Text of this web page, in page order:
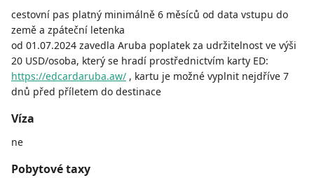
cestovní pas platný minimálně 6 měsíců od data vstupu do
země a zpáteční letenka
od 01.07.2024 zavedla Aruba poplatek za udržitelnost ve výši
20 USD/osoba, který se hradí prostřednictvím karty ED:
https://edcardaruba.aw/ , kartu je možné vyplnit nejdříve 7
dnů před příletem do destinace
Víza
ne
Pobytové taxy